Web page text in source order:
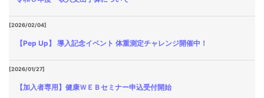
[2026/02/04]
【Pep Up】 導入記念イベント 体重測定チャレンジ開催中！
[2026/01/27]
【加入者専用】健康ＷＥＢセミナー申込受付開始